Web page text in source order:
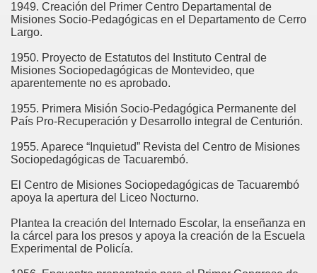
1949. Creación del Primer Centro Departamental de
Misiones Socio-Pedagógicas en el Departamento de Cerro
Largo.
1950. Proyecto de Estatutos del Instituto Central de
Misiones Sociopedagógicas de Montevideo, que
aparentemente no es aprobado.
1955. Primera Misión Socio-Pedagógica Permanente del
País Pro-Recuperación y Desarrollo integral de Centurión.
1955. Aparece “Inquietud” Revista del Centro de Misiones
Sociopedagógicas de Tacuarembó.
El Centro de Misiones Sociopedagógicas de Tacuarembó
apoya la apertura del Liceo Nocturno.
Plantea la creación del Internado Escolar, la enseñanza en
la cárcel para los presos y apoya la creación de la Escuela
Experimental de Policía.